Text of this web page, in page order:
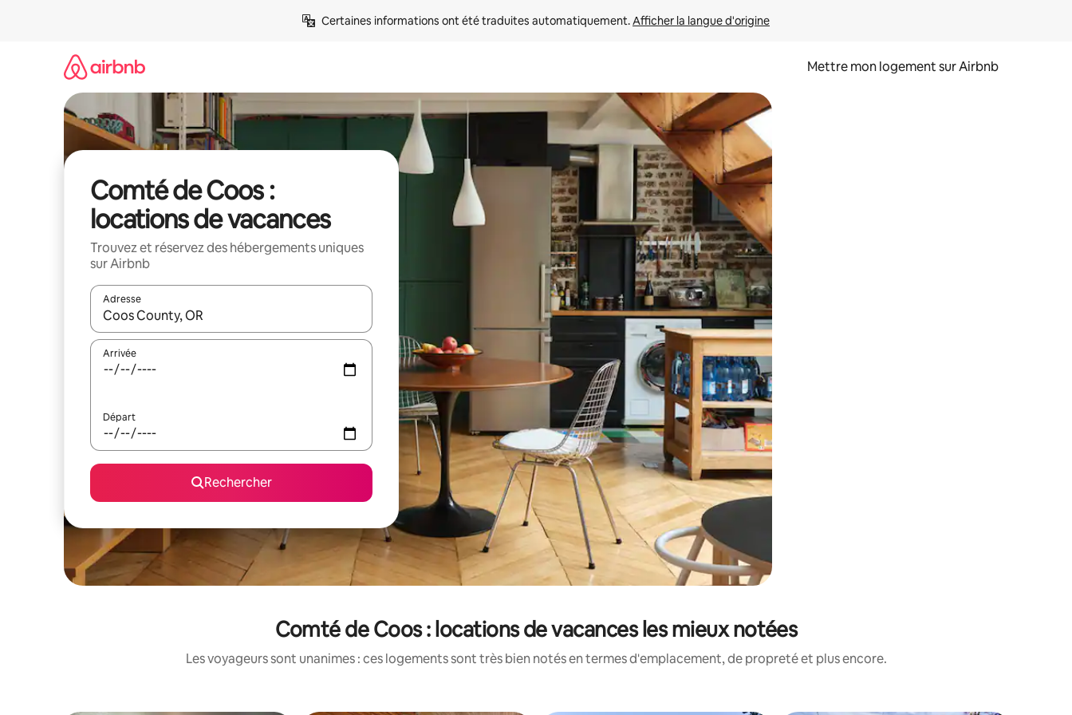
Certaines informations ont été traduites automatiquement. Afficher la langue d'origine
Mettre mon logement sur Airbnb
Comté de Coos :
locations de vacances
Trouvez et réservez des hébergements uniques
sur Airbnb
Adresse
Lorsque les résultats s'affichent, utilisez les flèches vers le haut et vers le bas pour les parcourir ou en appuyant et en faisant glisser.
Arrivée
Départ
Rechercher
Comté de Coos : locations de vacances les mieux notées
Les voyageurs sont unanimes : ces logements sont très bien notés en termes d'emplacement, de propreté et plus encore.